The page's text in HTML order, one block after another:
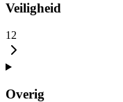
Veiligheid
12
Overig